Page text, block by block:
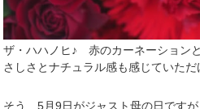
ザ・ハハノヒ♪ 赤のカーネーション
さしさとナチュラル感も感じていただ
そう 5月9日がジャスト母の日です